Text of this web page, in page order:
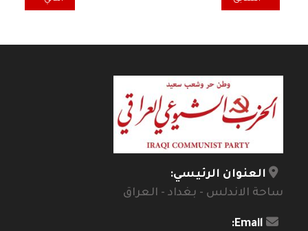
العنوان الرئيسي:
ساحة الاندلس - بغداد - العراق
Email: